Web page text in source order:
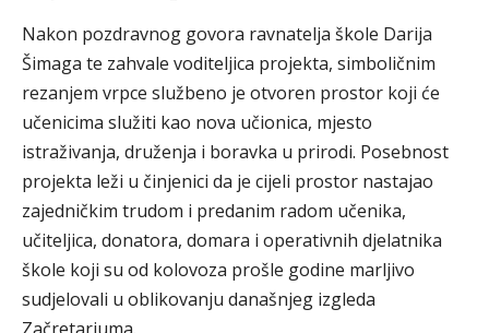
Nakon pozdravnog govora ravnatelja škole Darija
Šimaga te zahvale voditeljica projekta, simboličnim
rezanjem vrpce službeno je otvoren prostor koji će
učenicima služiti kao nova učionica, mjesto
istraživanja, druženja i boravka u prirodi. Posebnost
projekta leži u činjenici da je cijeli prostor nastajao
zajedničkim trudom i predanim radom učenika,
učiteljica, donatora, domara i operativnih djelatnika
škole koji su od kolovoza prošle godine marljivo
sudjelovali u oblikovanju današnjeg izgleda